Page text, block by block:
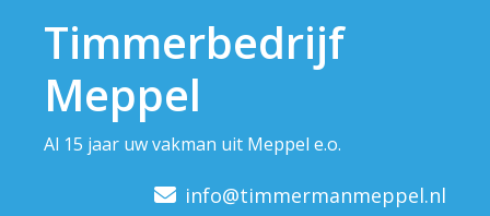
inhoudTimmerbedrijf
Meppel
Al 15 jaar uw vakman uit Meppel e.o.
info@timmermanmeppel.nl